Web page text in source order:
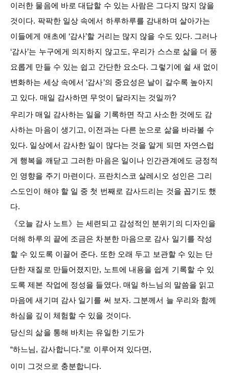
이러한 물음에 바로 대답할 수 있는 사람은 그다지 많지 않을
것이다. 팍팍한 일상 속에서 하루하루를 감내하며 살아가는
이들에게 애초에 ‘감사’할 거리는 많지 않을 수도 있다. 그러나
‘감사’는 누구에게 의지하지 않고도, 우리가 스스로 삶을 더 풍
요롭게 만들 수 있는 쉽고 간단한 요소다. 그렇기에 쉴 새 없이
변화하는 세상 속에서 ‘감사’의 중요성은 날이 갈수록 높아지
고 있다. 매일 감사하면 무엇이 달라지는 것일까?
우리가 매일 감사하는 일을 기록하면 작고 사소한 것에도 감
사하는 마음이 생기고, 이전과는 다른 눈으로 삶을 바라볼 수
있다. 일상에서 감사한 일이 많다는 것을 알게 되면 자연스럽
게 행복을 깨닫고 그러한 마음은 일이나 인간관계에도 긍정적
인 영향을 주기 마련이다. 프란치스코 살레시오 성인은 그리
스도인이 해야 할 일 중 첫 번째로 감사드리는 것을 꼽기도 했
다.
《오늘 감사 노트》는 세련되고 감성적인 분위기의 디자인을
더해 하루의 끝에 조금은 차분한 마음으로 감사 일기를 작성
할 수 있도록 이끌어 준다. 또한 오래 두고 보관할 수 있는 단
단한 재질로 만들어졌지만, 노트에 내용을 쉽게 기록할 수 있
도록 제본 작업에 정성을 들였다. 매일 하느님의 말씀을 읽고
마음에 새기며 감사 일기를 써 보자. 그분께서 늘 우리와 함께
하심을 깊이 체험할 수 있을 것이다.
당신의 삶을 통해 바치는 유일한 기도가
“하느님, 감사합니다.”로 이루어져 있다면,
이미 그것으로 충분합니다.